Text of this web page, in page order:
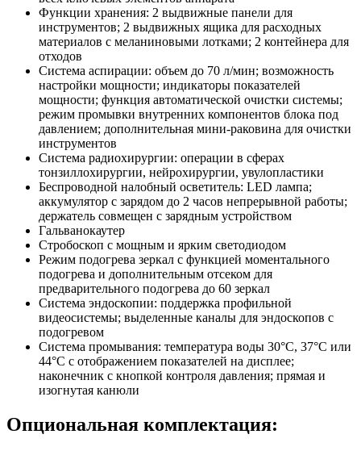
Функции хранения: 2 выдвижные панели для
инструментов; 2 выдвижных ящика для расходных
материалов с меланиновыми лотками; 2 контейнера для
отходов
Система аспирации: объем до 70 л/мин; возможность
настройки мощности; индикаторы показателей
мощности; функция автоматической очистки системы;
режим промывки внутренних компонентов блока под
давлением; дополнительная мини-раковина для очистки
инструментов
Система радиохирургии: операции в сферах
тонзиллохирургии, нейрохирургии, увулопластики
Беспроводной налобный осветитель: LED лампа;
аккумулятор с зарядом до 2 часов непрерывной работы;
держатель совмещен с зарядным устройством
Гальванокаутер
Стробоскоп с мощным и ярким светодиодом
Режим подогрева зеркал с функцией моментального
подогрева и дополнительным отсеком для
предварительного подогрева до 60 зеркал
Система эндоскопии: поддержка профильной
видеосистемы; выделенные каналы для эндоскопов с
подогревом
Система промывания: температура воды 30°С, 37°С или
44°С с отображением показателей на дисплее;
наконечник с кнопкой контроля давления; прямая и
изогнутая канюли
Опциональная комплектация: